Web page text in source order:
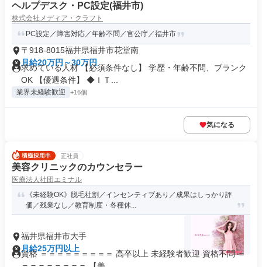
ヘルプデスク・PC設定(福井市)
株式会社メディア・クラフト
PC設定／障害対応／年齢不問／官公庁／福井市
〒918-8015福井県福井市花堂南
月給20万円～30万円
求めている人材 【必須条件なし】 学歴・年齢不問、ブランク
OK 【優遇条件】 ◆ＩＴ...
業界未経験歓迎 +16個
気になる
正社員
美容クリニックのカウンセラー
医療法人社団エミナル
《未経験OK》脱毛社割／インセンティブあり／成果はしっかり評
価／残業なし／教育制度・各種休...
福井県福井市大手
月給25万円以上
資格 ＝＝＝＝＝＝＝＝＝ 高卒以上 未経験者歓迎 資格不問 ＝